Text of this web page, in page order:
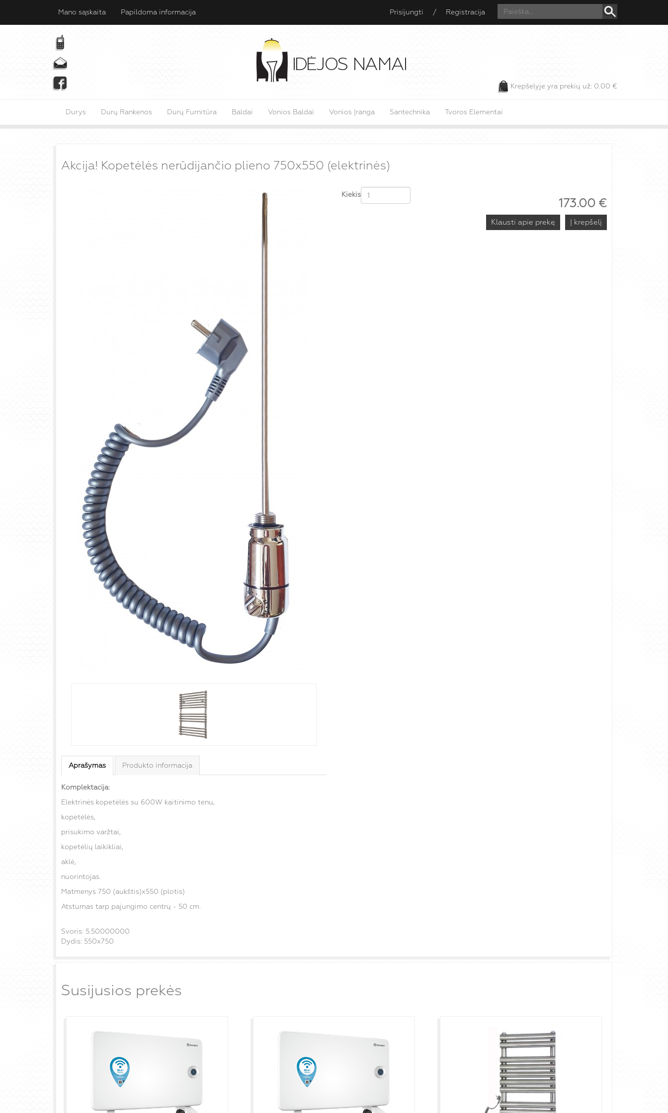
Mano sąskaita Papildoma informacija Prisijungti / Registracija
Krepšelyje yra prekių už: 0.00 €
Durys Durų Rankenos Durų Furnitūra Baldai Vonios Baldai Vonios Įranga Santechnika Tvoros Elementai
Akcija! Kopetėlės nerūdijančio plieno 750x550 (elektrinės)
Aprašymas Produkto informacija
Komplektacija:
Elektrinės kopetėlės su 600W kaitinimo tenu,
kopetėlės,
prisukimo varžtai,
kopetėlių laikikliai,
aklė,
nuorintojas.
Matmenys 750 (aukštis)x550 (plotis)
Atstumas tarp pajungimo centrų - 50 cm.
Svoris: 5.50000000
Dydis: 550x750
173.00 €
Kiekis
Klausti apie prekę
Susijusios prekės